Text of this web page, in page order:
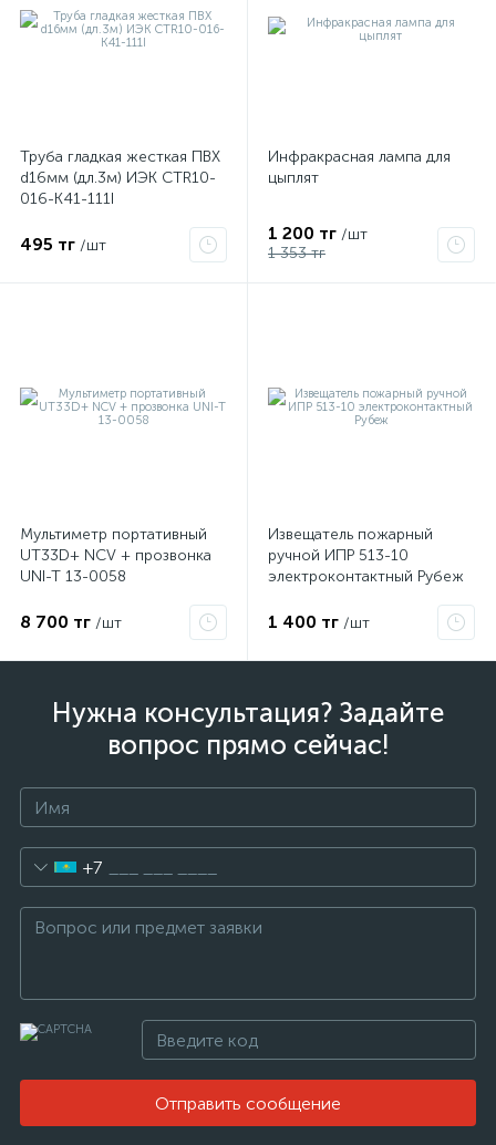
Труба гладкая жесткая ПВХ
d16мм (дл.3м) ИЭК CTR10-
016-K41-111I
495 тг /шт
Инфракрасная лампа для
цыплят
1 200 тг /шт
1 353 тг
Мультиметр портативный
UT33D+ NCV + прозвонка
UNI-T 13-0058
8 700 тг /шт
Извещатель пожарный
ручной ИПР 513-10
электроконтактный Рубеж
1 400 тг /шт
Нужна консультация? Задайте
вопрос прямо сейчас!
+7
Отправить сообщение